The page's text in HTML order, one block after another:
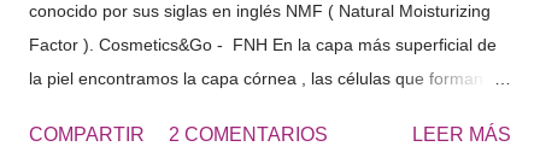
conocido por sus siglas en inglés NMF ( Natural Moisturizing
Factor ). Cosmetics&Go - FNH En la capa más superficial de
la piel encontramos la capa córnea , las células que forman
tienen diferentes componentes solubles en agua. Estos
COMPARTIR 2 COMENTARIOS LEER MÁS